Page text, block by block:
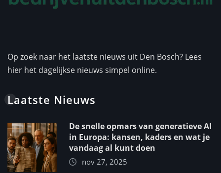
Op zoek naar het laatste nieuws uit Den Bosch? Lees
hier het dagelijkse nieuws simpel online.
Laatste Nieuws
De snelle opmars van generatieve AI
in Europa: kansen, kaders en wat je
vandaag al kunt doen
nov 27, 2025